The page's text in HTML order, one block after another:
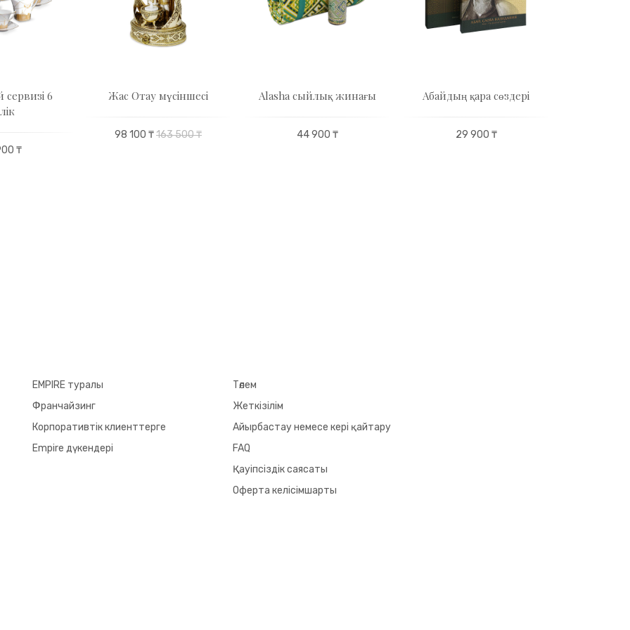
сервизі 6
₸
Жас Отау мүсіншесі
98 100 ₸163 500 ₸
Alasha сыйлық жинағы
44 900 ₸
Абайдың қара сөздері
29 900 ₸
EMPIRE туралы
Франчайзинг
Корпоративтік клиенттерге
Empire дүкендері
Төлем
Жеткізілім
Айырбастау немесе кері қайтару
FAQ
Қауіпсіздік саясаты
Оферта келісімшарты